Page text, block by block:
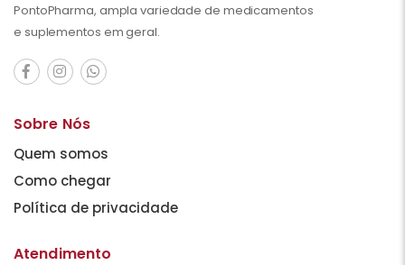
PontoPharma, ampla variedade de medicamentos
e suplementos em geral.
Sobre Nós
Quem somos
Como chegar
Política de privacidade
Atendimento